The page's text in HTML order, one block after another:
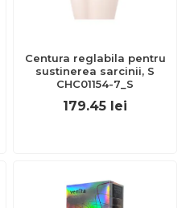
Centura reglabila pentru
sustinerea sarcinii, S
CHC01154-7_S
179.45 lei